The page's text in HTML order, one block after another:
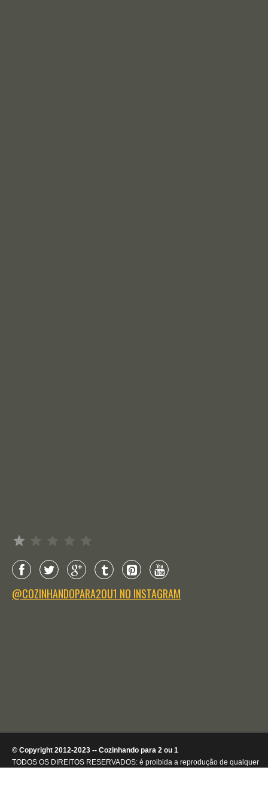
@COZINHANDOPARA2OU1 NO INSTAGRAM
© Copyright 2012-2023 -- Cozinhando para 2 ou 1
TODOS OS DIREITOS RESERVADOS: é proibida a reprodução de qualquer